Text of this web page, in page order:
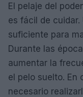
El pelaje del
es fácil de
suficiente para
Durante las
aumentar la
el pelo suelto. En
necesario